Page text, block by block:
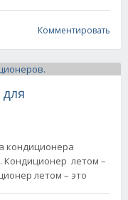
Комментировать
кондиционера
Кондиционер летом –
летом – это